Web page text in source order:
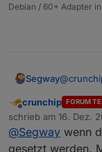
Debian / 60+ Adapter
Segway@
@
Klick
Ich hatte
Offline
crunchip FORUM
schrieb am 16. Dez.
zuletzt editiert von
@Segway wenn
gesetzt werden.